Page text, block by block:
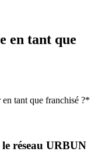
en tant que
tant que franchisé ?*
réseau URBUN